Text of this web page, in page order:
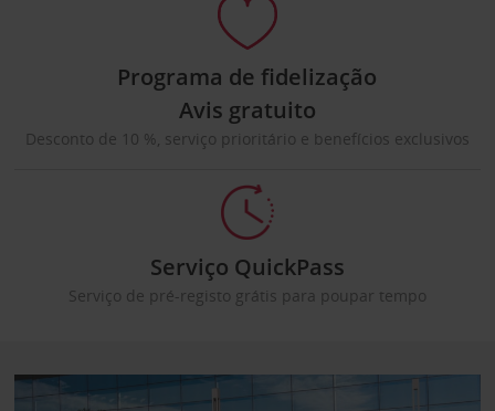
Programa de fidelização
Avis gratuito
Desconto de 10 %, serviço prioritário e benefícios exclusivos
Serviço QuickPass
Serviço de pré-registo grátis para poupar tempo